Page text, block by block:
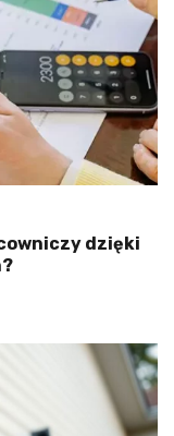
dzięki